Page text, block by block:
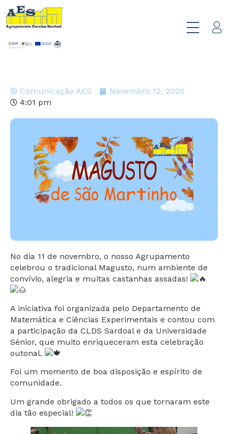
Comunicação AES
Novembro 12, 2025
4:01 pm
No dia 11 de novembro, o nosso Agrupamento
celebrou o tradicional Magusto, num ambiente de
convívio, alegria e muitas castanhas assadas!
A iniciativa foi organizada pelo Departamento de
Matemática e Ciências Experimentais e contou com
a participação da CLDS Sardoal e da Universidade
Sénior, que muito enriqueceram esta celebração
outonal.
Foi um momento de boa disposição e espírito de
comunidade.
Um grande obrigado a todos os que tornaram este
dia tão especial!